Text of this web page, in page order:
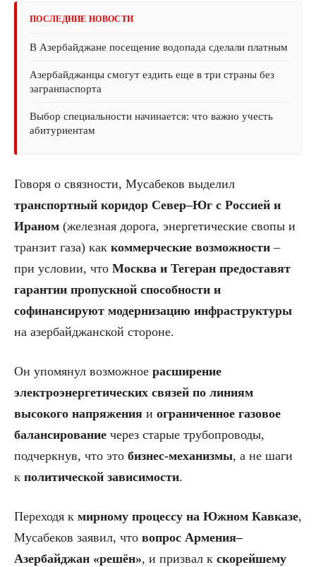
ПОСЛЕДНИЕ НОВОСТИ
В Азербайджане посещение водопада сделали платным
Азербайджанцы смогут ездить еще в три страны без
загранпаспорта
Выбор специальности начинается: что важно учесть
абитуриентам
Говоря о связности, Мусабеков выделил
транспортный коридор Север–Юг с Россией и
Ираном (железная дорога, энергетические свопы и
транзит газа) как коммерческие возможности –
при условии, что Москва и Тегеран предоставят
гарантии пропускной способности и
софинансируют модернизацию инфраструктуры
на азербайджанской стороне.
Он упомянул возможное расширение
электроэнергетических связей по линиям
высокого напряжения и ограниченное газовое
балансирование через старые трубопроводы,
подчеркнув, что это бизнес-механизмы, а не шаги
к политической зависимости.
Переходя к мирному процессу на Южном Кавказе,
Мусабеков заявил, что вопрос Армения–
Азербайджан «решён», и призвал к скорейшему